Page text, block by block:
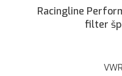
Racingline
filter